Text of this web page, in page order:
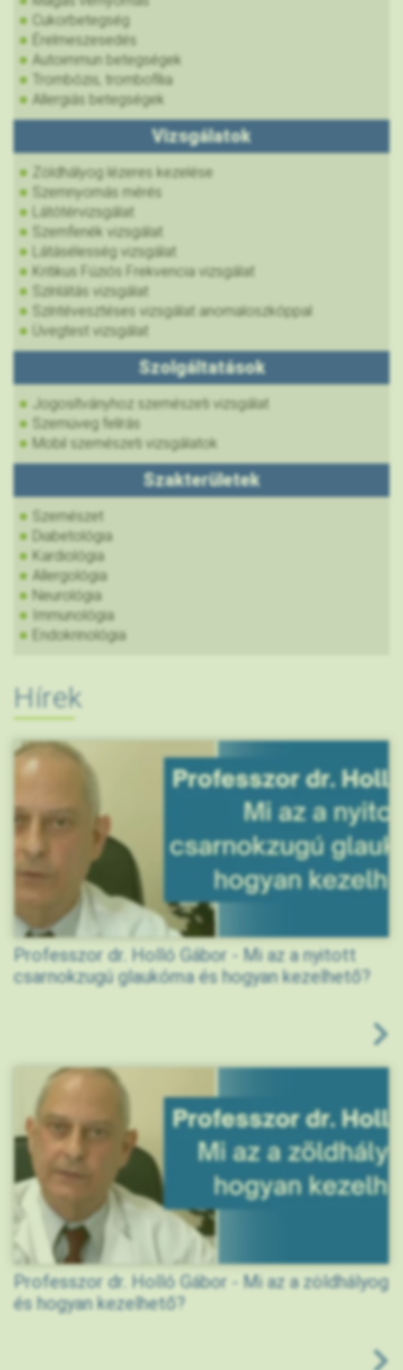
Cukorbetegség
Érelmeszesedés
Autoimmun betegségek
Trombózis, trombofília
Allergiás betegségek
Vizsgálatok
Zöldhályog lézeres kezelése
Szemnyomás mérés
Látótérvizsgálat
Szemfenék vizsgálat
Látásélesség vizsgálat
Kritikus Fúziós Frekvencia vizsgálat
Színlátás vizsgálat
Színtévesztéses vizsgálat anomaloszkóppal
Üvegtest vizsgálat
Szolgáltatások
Jogosítványhoz szemészeti vizsgálat
Szemüveg felírás
Mobil szemészeti vizsgálatok
Szakterületek
Szemészet
Diabetológia
Kardiológia
Allergológia
Neurológia
Immunológia
Endokrinológia
Hírek
Professzor dr. Holló Gábor - Mi az a nyitott
csarnokzugú glaukóma és hogyan kezelhető?
Professzor dr. Holló Gábor - Mi az a zöldhályog
és hogyan kezelhető?